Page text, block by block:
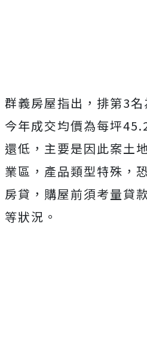
群義房屋指出，排第3名
今年成交均價為每坪
還低，主要是因此案土
業區，產品類型特殊，
房貸，購屋前須考量貸
等狀況。